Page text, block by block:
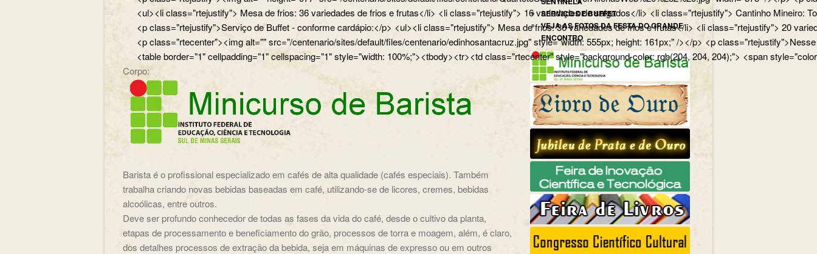
<ul><li class="rtejustify"> Mesa de frios: 36 variedades de frios e frutas</li> <li class="rtejustify"> 16 variedades de salgados</li> <li class="rtejustify"> Cantinho
<p class="rtejustify">Serviço de Buffet - conforme cardápio:</p> <ul><li class="rtejustify"> Mesa de frios: 36 variedades de frios e frutas</li> <li class="rtejustify"> 20
<p class="rtecenter"><img alt="" src="/centenario/sites/default/files/centenario/edinhosantacruz.jpg" style="width: 555px; height: 161px;" /></p> <p
<table border="1" cellpadding="1" cellspacing="1" style="width: 100%;"><tbody><tr><td class="rtecenter" style="background-color: rgb(204, 204, 204);"> <span
Corpo:
Barista é o profissional especializado em cafés de alta qualidade (cafés especiais). Também
trabalha criando novas bebidas baseadas em café, utilizando-se de licores, cremes, bebidas
alcoólicas, entre outros.
Deve ser profundo conhecedor de todas as fases da vida do café, desde o cultivo da planta,
etapas de processamento e beneficiamento do grão, processos de torra e moagem, além, é claro,
dos detalhes processos de extração da bebida, seja em máquinas de expresso ou em outros
SERVIÇO DE BUFFET
VEJA AS FOTOS DA FESTA DO GRANDE
ENCONTRO